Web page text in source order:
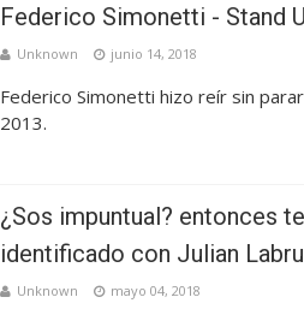
Federico Simonetti - Stand
Unknown junio 14, 2018
Federico Simonetti hizo reír sin
2013.
¿Sos impuntual? entonces
identificado con Julian
Unknown mayo 04, 2018